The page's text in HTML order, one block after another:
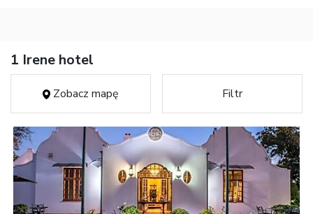
1 Irene hotel
Zobacz mapę Filtr